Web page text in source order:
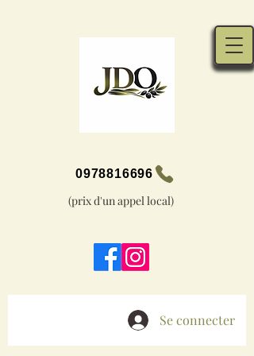
0978816696
(prix d'un appel local)
Se connecter